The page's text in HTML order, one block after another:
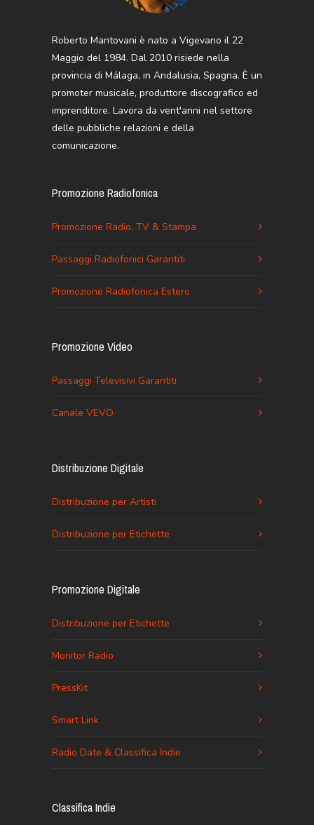
Roberto Mantovani è nato a Vigevano il 22
Maggio del 1984. Dal 2010 risiede nella
provincia di Málaga, in Andalusia, Spagna. È un
promoter musicale, produttore discografico ed
imprenditore. Lavora da vent'anni nel settore
delle pubbliche relazioni e della
comunicazione.
Promozione Radiofonica
Promozione Radio, TV & Stampa
Passaggi Radiofonici Garantiti
Promozione Radiofonica Estero
Promozione Video
Passaggi Televisivi Garantiti
Canale VEVO
Distribuzione Digitale
Distribuzione per Artisti
Distribuzione per Etichette
Promozione Digitale
Distribuzione per Etichette
Monitor Radio
PressKit
Smart Link
Radio Date & Classifica Indie
Classifica Indie